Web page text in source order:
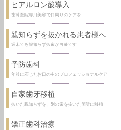
ヒアルロン酸導入
歯科医院専用美容で口周りのケアを
親知らずを抜かれる患者様へ
週末でも親知らず抜歯が可能です
予防歯科
年齢に応じたお口の中のプロフェッショナルケア
自家歯牙移植
抜いた親知らずを、別の歯を抜いた箇所に移植
矯正歯科治療